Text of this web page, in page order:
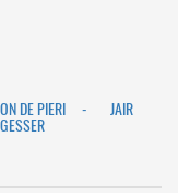
DE PIERI - JAIR